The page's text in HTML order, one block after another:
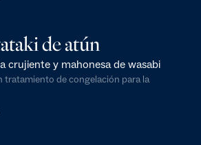
de atún
crujiente y mahonesa de wasabi
tratamiento de congelación para la